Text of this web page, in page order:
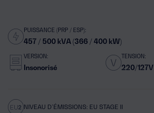
PUISSANCE (PRP / ESP):
457 / 500 kVA (366 / 400 kW)
VERSION:
Insonorisé
TENSION:
220/127V
NIVEAU D’ÉMISSIONS: EU STAGE II